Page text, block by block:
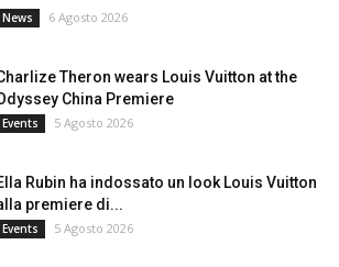
News 6 Agosto 2026
Theron wears Louis Vuitton at the
China Premiere
Events 5 Agosto 2026
Rubin ha indossato un look Louis Vuitton
premiere di...
Events 5 Agosto 2026